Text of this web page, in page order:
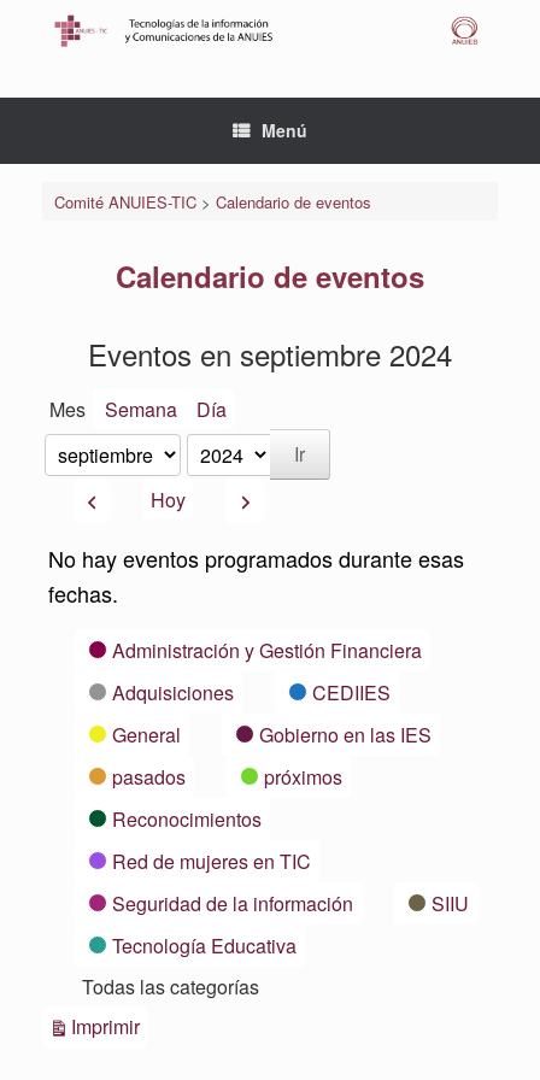
Menú
Comité ANUIES-TIC> Calendario de eventos
Calendario de eventos
Eventos en septiembre 2024
Mes Semana Día
Mes
Año
AnteriorHoy Siguiente
No hay eventos programados durante esas
fechas.
CategoríasAdministración y Gestión Financiera
Adquisiciones
CEDIIES
General
Gobierno en las IES
pasados
próximos
Reconocimientos
Red de mujeres en TIC
Seguridad de la información
SIIU
Tecnología Educativa
Todas las categorías
ImprimirVistas